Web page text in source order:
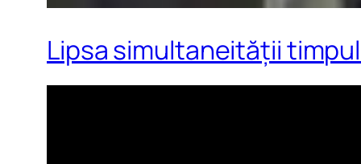
Lipsa simultaneității